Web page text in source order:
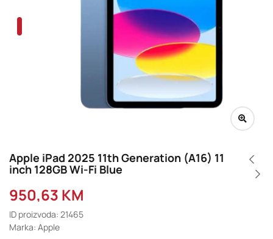
Apple iPad 2025 11th Generation (A16) 11
inch 128GB Wi-Fi Blue
950,63 KM
ID proizvoda: 21465
Marka: Apple